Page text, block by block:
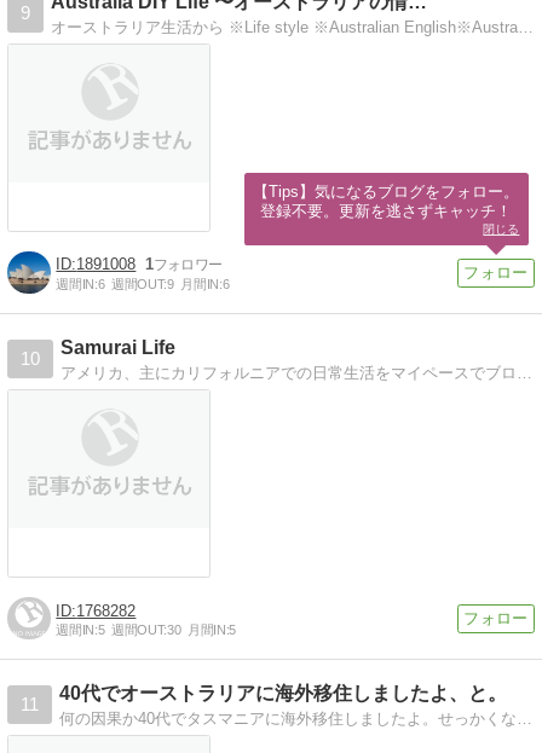
9
オーストラリア生活から ※Life style ※Australian English※Australin Information
1891008 1
週間IN:6 週間OUT:9 月間IN:6
10
Samurai Life
アメリカ、主にカリフォルニアでの日常生活をマイペースでブログに載せています。アメリカでの生活をより感じ取っていただけるように写真を多めに載せています。
1768282
週間IN:5 週間OUT:30 月間IN:5
11
40代でオーストラリアに海外移住しましたよ、と。
何の因果か40代でタスマニアに海外移住しましたよ。せっかくなのでブログにいろいろ書いていきます。海外移住や海外生活に興味のある方のご参考になれば、これ幸いです。
【Tips】気になるブログをフォロー。
登録不要。更新を逃さずキャッチ！
閉じる